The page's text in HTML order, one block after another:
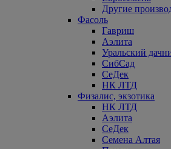
Другие
Фасоль
Гавриш
Аэлита
Уральский
СибСад
СеДек
НК ЛТД
Физалис, экзотика
НК ЛТД
Аэлита
СеДек
Семена Алтая